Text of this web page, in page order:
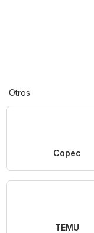
Otros
Copec
TEMU